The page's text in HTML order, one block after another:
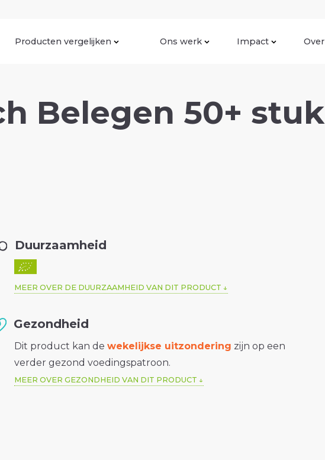
Producten vergelijken Ons werk Impact Over
Belegen 50+ stuk
Duurzaamheid
MEER OVER DE DUURZAAMHEID VAN DIT PRODUCT
Gezondheid
Dit product kan dewekelijkse uitzondering zijn op een
verder gezond voedingspatroon.
MEER OVER GEZONDHEID VAN DIT PRODUCT